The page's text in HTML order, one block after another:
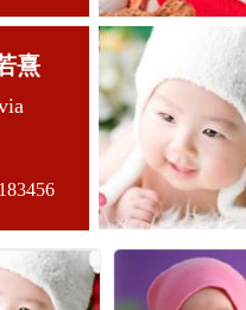
熹